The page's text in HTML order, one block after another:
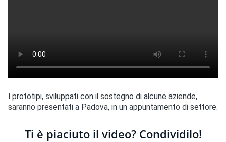
I prototipi, sviluppati con il sostegno di alcune aziende,
saranno presentati a Padova, in un appuntamento di settore.
Ti è piaciuto il video? Condividilo!